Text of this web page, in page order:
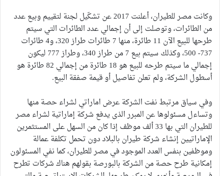
وكانت مصر للطيران، أعلنت 2017 عن تشكّيل لجنة لتقييم وبيع عدد
من الطائرات، وتوصلت إلى أن إجمالي عدد الطائرات التي سيتم
طرحها للبيع الآن 11 طائرة، منها 7 طائرات طراز 320، و4 طائرات
737- 500، وكذلك سيتم بيع 7 من طراز 340، وطراز 777 ليكون
إجمالي ما سيتم طرحه للبيع هو 18 طائرة من إجمالي 82 طائرة هو
أسطول الشركة، ولم تعلن تفاصيل أو قيمة صفقة البيع.
وفي سياق مرتبط نفت الشركة عرض اماراتي لشراء حصة منها
وتساءل مسئولوها عن المبرر الذى يدفع شركة إماراتية لشراء مصر
للطيران التي بها 33 ألف موظف إذا كان من السهل على المستثمرين
الإماراتيين إنشاء شركة طيران بالبلاد دون تحمل تكلفة عمالة
وموظفين بنفس العدد الموجود في مصر للطيران، كما نفي المسئولون
إمكانية طرح حصة من الشركة بالبورصة بقولهم هناك شركات تطرح